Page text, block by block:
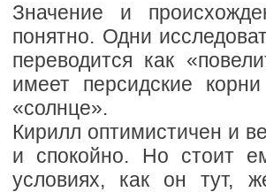
Значение и
понятно. Одни
переводится как
имеет персидские
«солнце».
Кирилл оптимистичен и
и спокойно. Но стоит
условиях, как он тут,